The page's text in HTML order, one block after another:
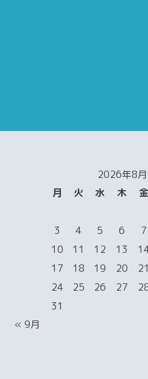
2026年8月
月
火 水 木 金
3
4 5 6 7
10
11 12 13
17
18 19 20 21
24
25 26 27
31
« 9月